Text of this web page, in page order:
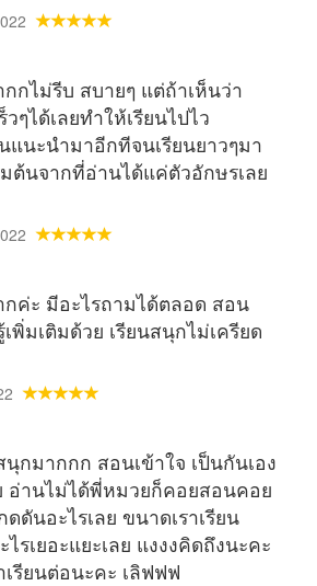
กไม่รีบ สบายๆ แต่ถ้าเห็นว่า
วๆได้เลยทำให้เรียนไปไว
แนะนำมาอีกทีจนเรียนยาวๆมา
มต้นจากที่อ่านได้แค่ตัวอักษรเลย
ค่ะ มีอะไรถามได้ตลอด สอน
พิ่มเติมด้วย เรียนสนุกไม่เครียด
กมากกก สอนเข้าใจ เป็นกันเอง
อ่านไม่ได้พี่หมวยก็คอยสอนคอย
ดันอะไรเลย ขนาดเราเรียน
รเยอะแยะเลย แงงงคิดถึงนะคะ
รียนต่อนะคะ เลิฟฟฟ